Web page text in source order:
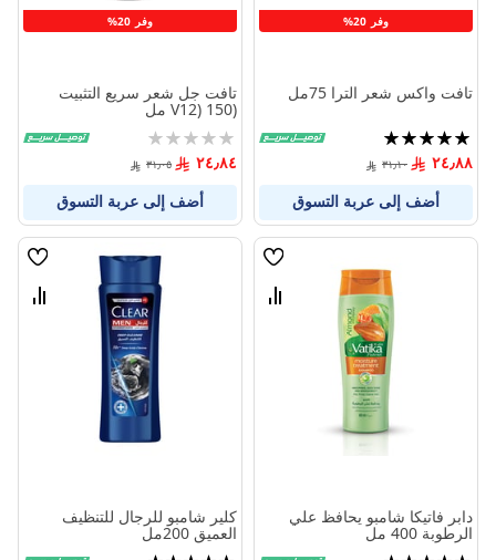
وفر 20%
تافت واكس شعر الترا 75مل
تقييم:
100%
٢٤٫٨٨ ٣١٫١٠
أضف إلى عربة التسوق
وفر 20%
تافت جل شعر سريع التثبيت
(V12) 150 مل
Rating:
0%
٢٤٫٨٤ ٣١٫٠٥
أضف إلى عربة التسوق
قائمة
قارن
دابر فاتيكا شامبو يحافظ علي
الرطوبة 400 مل
قائمة
قارن
كلير شامبو للرجال للتنظيف
العميق 200مل